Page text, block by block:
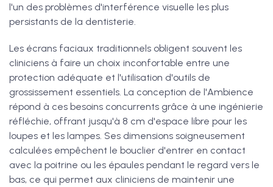
l'un des problèmes d'interférence visuelle les plus
persistants de la dentisterie.
Les écrans faciaux traditionnels obligent souvent les
cliniciens à faire un choix inconfortable entre une
protection adéquate et l'utilisation d'outils de
grossissement essentiels. La conception de l'Ambience
répond à ces besoins concurrents grâce à une ingénierie
réfléchie, offrant jusqu'à 8 cm d'espace libre pour les
loupes et les lampes. Ses dimensions soigneusement
calculées empêchent le bouclier d'entrer en contact
avec la poitrine ou les épaules pendant le regard vers le
bas, ce qui permet aux cliniciens de maintenir une